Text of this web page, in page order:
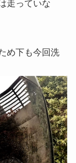
走っていな
め下も今回洗